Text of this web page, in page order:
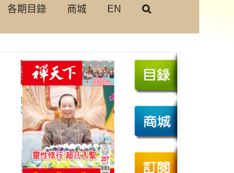
各期目錄 商城 EN